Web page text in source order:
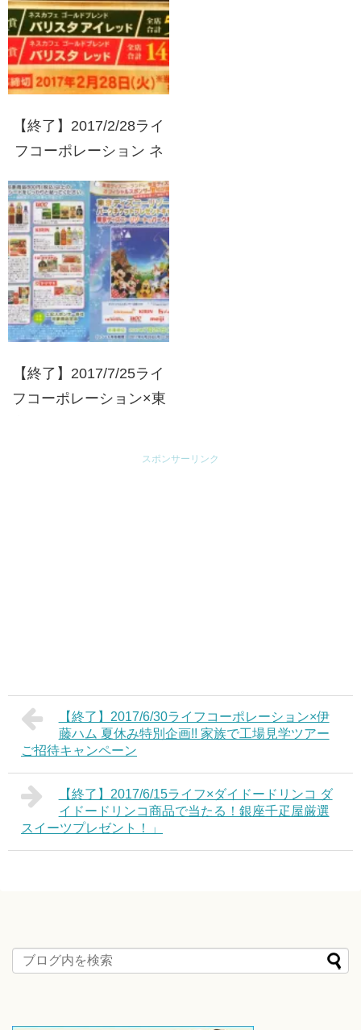
【終了】2017/2/28ライ
フコーポレーション ネ
【終了】2017/7/25ライ
フコーポレーション×東
スポンサーリンク
【終了】2017/6/30ライフコーポレーション×伊
藤ハム 夏休み特別企画!! 家族で工場見学ツアー
ご招待キャンペーン
【終了】2017/6/15ライフ×ダイドードリンコ ダ
イドードリンコ商品で当たる！銀座千疋屋厳選
スイーツプレゼント！」